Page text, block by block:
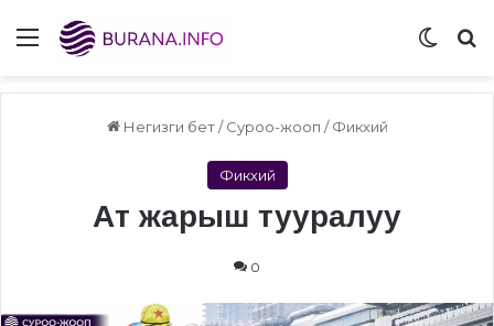
Menu
Негизги бет / Суроо-жооп / Фикхий
Фикхий
Ат жарыш тууралуу
0